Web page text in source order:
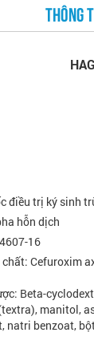
THÔNG
điều trị ký sinh
hỗn dịch
16
chất: Cefuroxim
Beta-
manitol,
natri benzoat,